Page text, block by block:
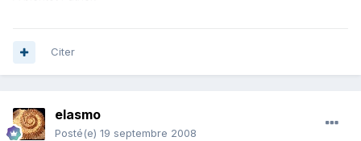
Citer
elasmo
Posté(e) 19 septembre 2008